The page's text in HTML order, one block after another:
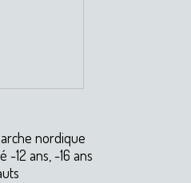
nordique
12 ans, -16 ans